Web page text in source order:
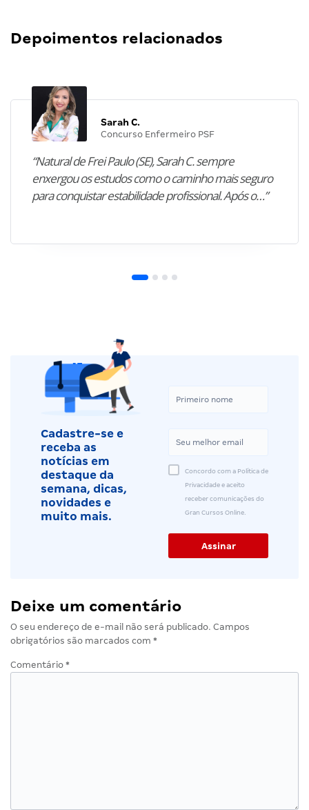
Depoimentos relacionados
Sarah C.
Concurso Enfermeiro PSF
“Natural de Frei Paulo (SE), Sarah C. sempre
enxergou os estudos como o caminho mais seguro
para conquistar estabilidade profissional. Após o…”
Cadastre-se e
receba as
notícias em
destaque da
semana, dicas,
novidades e
muito mais.
Concordo com a Política de
Privacidade e aceito
receber comunicações do
Gran Cursos Online.
Deixe um comentário
O seu endereço de e-mail não será publicado. Campos
obrigatórios são marcados com *
Comentário *